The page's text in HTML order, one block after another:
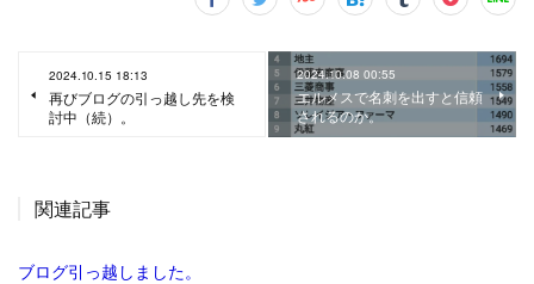
2024.10.15 18:13
再びブログの引っ越し先を検
討中（続）。
2024.10.08 00:55
エルメスで名刺を出すと信頼
されるのか。
関連記事
ブログ引っ越しました。